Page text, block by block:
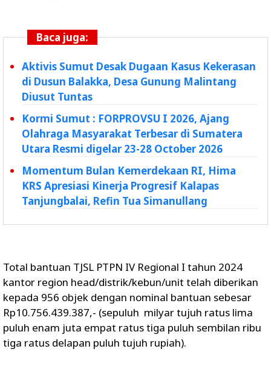
Baca juga:
Aktivis Sumut Desak Dugaan Kasus Kekerasan
di Dusun Balakka, Desa Gunung Malintang
Diusut Tuntas
Kormi Sumut : FORPROVSU I 2026, Ajang
Olahraga Masyarakat Terbesar di Sumatera
Utara Resmi digelar 23-28 October 2026
Momentum Bulan Kemerdekaan RI, Hima
KRS Apresiasi Kinerja Progresif Kalapas
Tanjungbalai, Refin Tua Simanullang
Total bantuan TJSL PTPN IV Regional I tahun 2024
kantor region head/distrik/kebun/unit telah diberikan
kepada 956 objek dengan nominal bantuan sebesar
Rp10.756.439.387,- (sepuluh milyar tujuh ratus lima
puluh enam juta empat ratus tiga puluh sembilan ribu
tiga ratus delapan puluh tujuh rupiah).